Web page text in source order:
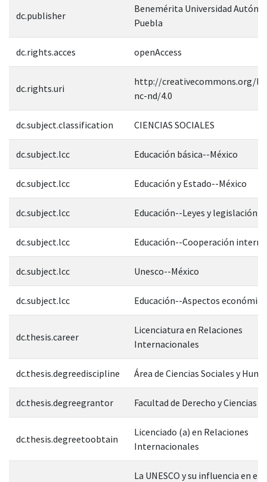
dc.publisher
Benemérita Universidad
Puebla
dc.rights.acces openAccess
dc.rights.uri
http://creativecommons.org/
nc-nd/4.0
dc.subject.classification CIENCIAS SOCIALES
dc.subject.lcc Educación básica--México
dc.subject.lcc Educación y Estado--México
dc.subject.lcc Educación--Leyes y legislación
dc.subject.lcc Educación--Cooperación
dc.subject.lcc Unesco--México
dc.subject.lcc Educación--Aspectos
dc.thesis.career
Licenciatura en Relaciones
Internacionales
dc.thesis.degreediscipline Área de Ciencias Sociales y
dc.thesis.degreegrantor Facultad de Derecho y Ciencias
dc.thesis.degreetoobtain
Licenciado (a) en Relaciones
Internacionales
La UNESCO y su influencia en el